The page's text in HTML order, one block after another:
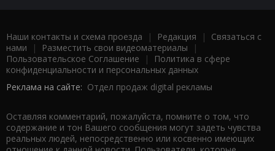
Наши контакты и схема проезда | Редакция | Связаться с
нами | Разместить свои видеоматериалы |
Пользовательское Соглашение |
Политика в сфере
конфиденциальности и персональных данных
Реклама на сайте: Отдел продаж digital рекламы
Оставляя комментарий, пожалуйста, помните о том, что
содержание и тон Вашего сообщения могут задеть чувства
реальных людей, непосредственно или косвенно имеющих